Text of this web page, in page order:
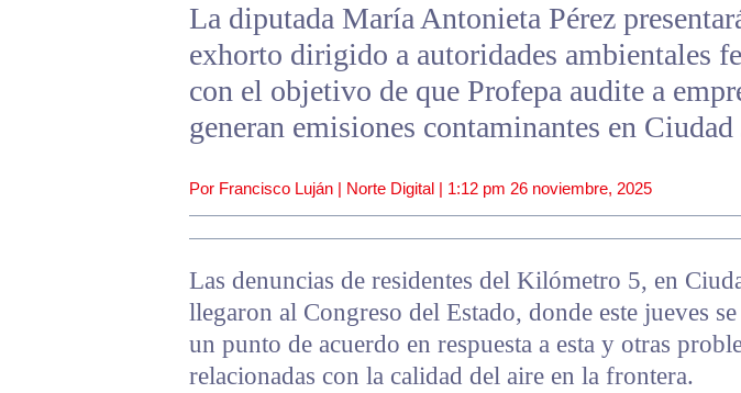
La diputada María Antonieta Pérez
exhorto dirigido a autoridades ambientales
con el objetivo de que Profepa audite a
generan emisiones contaminantes en Ciudad
Por Francisco Luján | Norte Digital | 1:12 pm 26 noviembre, 2025
Las denuncias de residentes del Kilómetro 5, en
llegaron al Congreso del Estado, donde este jueves
un punto de acuerdo en respuesta a esta y otras
relacionadas con la calidad del aire en la frontera.